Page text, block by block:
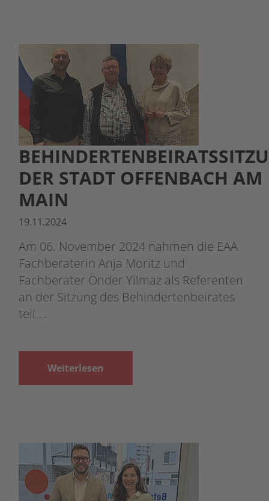
DER STADT OFFENBACH AM
MAIN
19.11.2024
Am 06. November 2024 nahmen die EAA
Fachberaterin Anja Moritz und
Fachberater Önder Yilmaz als Referenten
an der Sitzung des Behindertenbeirates
teil.…
Weiterlesen